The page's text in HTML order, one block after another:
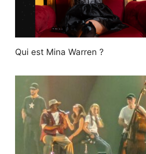
Qui est Mina Warren ?